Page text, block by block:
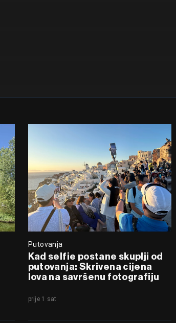
Putovanja
Kad selfie postane skuplji od
putovanja: Skrivena cijena
lova na savršenu fotografiju
prije 1 sat